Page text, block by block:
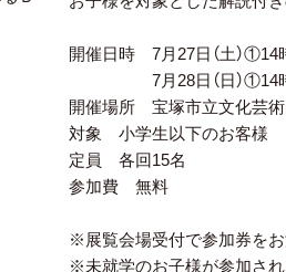
開催日時 7月27日（土）
7月28日（日）①14時
開催場所 宝塚市立文化芸
対象 小学生以下のお客様
定員 各回15名
参加費 無料
※展覧会場受付で参加券をお
※未就学のお子様が参加され